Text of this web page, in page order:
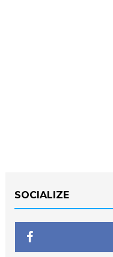
SOCIALIZE